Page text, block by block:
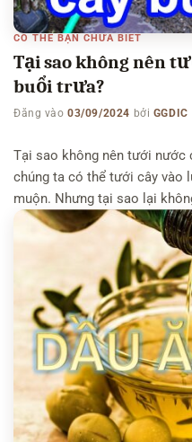
CÓ THỂ BẠN CHƯA BIẾT
Tại sao không nên
buổi trưa?
Đăng vào03/09/2024 bởi GGDIC
Tại sao không nên tưới nước
chúng ta có thể tưới cây vào
muộn. Nhưng tại sao lại
cây phải bốc hơi nước nhiều